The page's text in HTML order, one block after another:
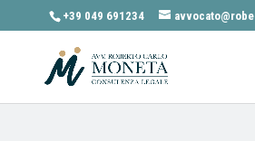
+39 049 691234